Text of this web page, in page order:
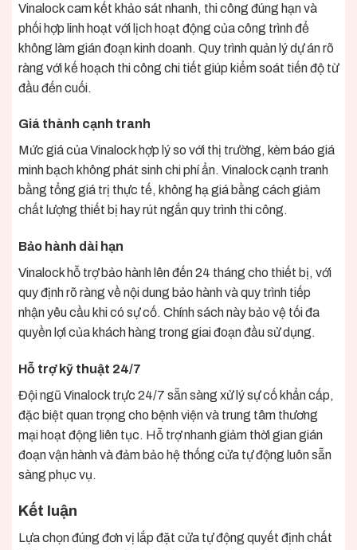
Vinalock cam kết khảo sát nhanh, thi công đúng hạn và
phối hợp linh hoạt với lịch hoạt động của công trình để
không làm gián đoạn kinh doanh. Quy trình quản lý dự án rõ
ràng với kế hoạch thi công chi tiết giúp kiểm soát tiến độ từ
đầu đến cuối.
Giá thành cạnh tranh
Mức giá của Vinalock hợp lý so với thị trường, kèm báo giá
minh bạch không phát sinh chi phí ẩn. Vinalock cạnh tranh
bằng tổng giá trị thực tế, không hạ giá bằng cách giảm
chất lượng thiết bị hay rút ngắn quy trình thi công.
Bảo hành dài hạn
Vinalock hỗ trợ bảo hành lên đến 24 tháng cho thiết bị, với
quy định rõ ràng về nội dung bảo hành và quy trình tiếp
nhận yêu cầu khi có sự cố. Chính sách này bảo vệ tối đa
quyền lợi của khách hàng trong giai đoạn đầu sử dụng.
Hỗ trợ kỹ thuật 24/7
Đội ngũ Vinalock trực 24/7 sẵn sàng xử lý sự cố khẩn cấp,
đặc biệt quan trọng cho bệnh viện và trung tâm thương
mại hoạt động liên tục. Hỗ trợ nhanh giảm thời gian gián
đoạn vận hành và đảm bảo hệ thống cửa tự động luôn sẵn
sàng phục vụ.
Kết luận
Lựa chọn đúng đơn vị lắp đặt cửa tự động quyết định chất